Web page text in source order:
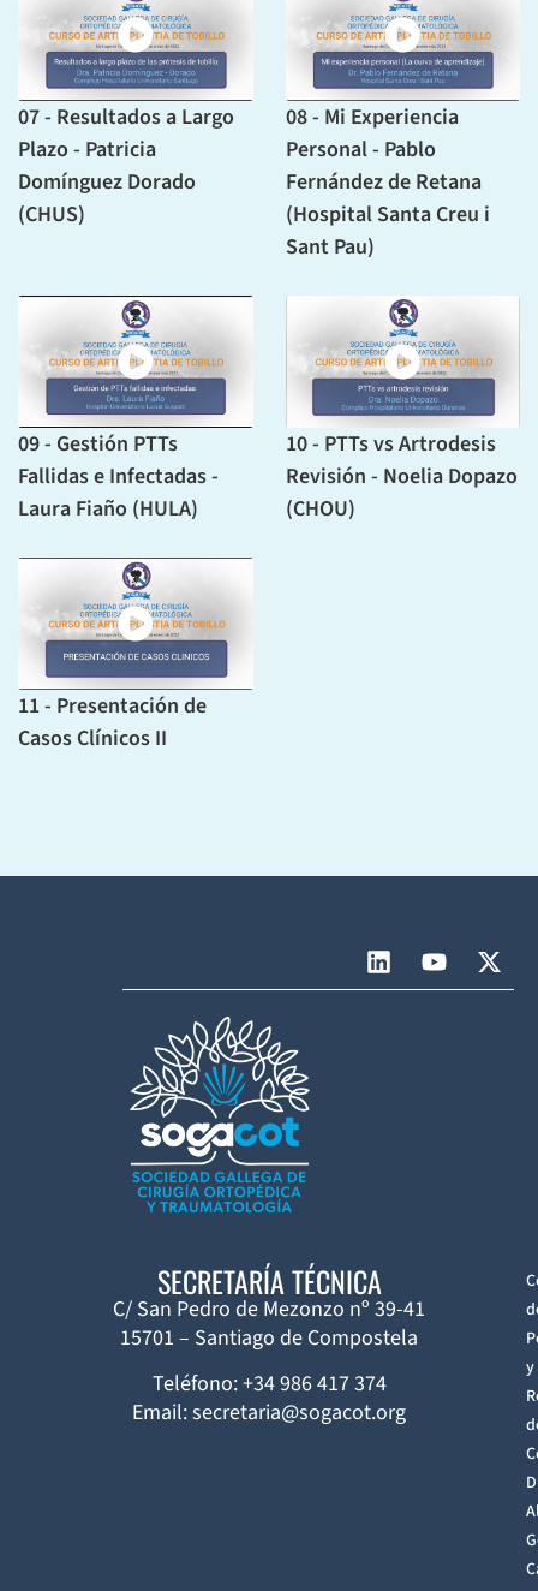
07 - Resultados a Largo
Plazo - Patricia
Domínguez Dorado
(CHUS)
08 - Mi Experiencia
Personal - Pablo
Fernández de Retana
(Hospital Santa Creu i
Sant Pau)
09 - Gestión PTTs
Fallidas e Infectadas -
Laura Fiaño (HULA)
10 - PTTs vs Artrodesis
Revisión - Noelia Dopazo
(CHOU)
11 - Presentación de
Casos Clínicos II
SECRETARÍA TÉCNICA
C/ San Pedro de Mezonzo nº 39-41
15701 – Santiago de Compostela
Teléfono: +34 986 417 374
Email: secretaria@sogacot.org
y